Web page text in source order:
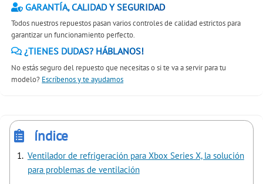
GARANTÍA, CALIDAD Y SEGURIDAD
Todos nuestros repuestos pasan varios controles de calidad estrictos para
garantizar un funcionamiento perfecto.
¿TIENES DUDAS? HÁBLANOS!
No estás seguro del repuesto que necesitas o si te va a servir para tu
modelo? Escríbenos y te ayudamos
índice
Ventilador de refrigeración para Xbox Series X, la solución
para problemas de ventilación